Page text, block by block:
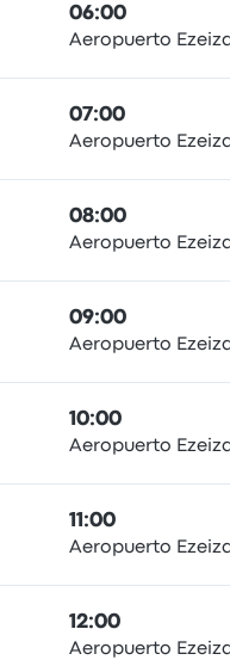
06:00
Aeropuerto
07:00
Aeropuerto
08:00
Aeropuerto
09:00
Aeropuerto
10:00
Aeropuerto
11:00
Aeropuerto
12:00
Aeropuerto